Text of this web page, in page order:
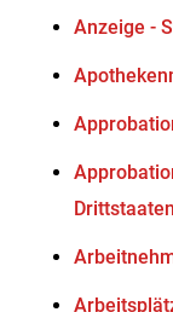
Anzeige -